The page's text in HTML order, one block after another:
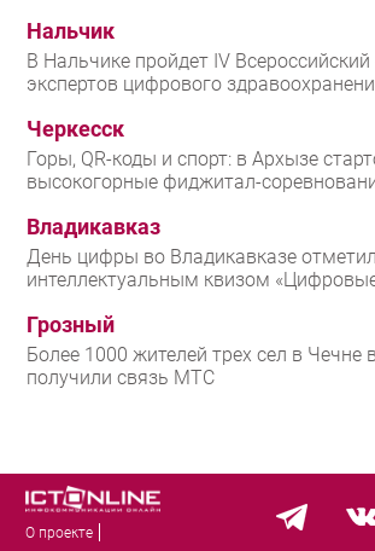
Нальчик
В Нальчике пройдет IV
экспертов цифрового
Черкесск
Горы, QR-коды и спорт: в Архызе
высокогорные фиджитал-
Владикавказ
День цифры во Владикавказе
интеллектуальным квизом
Грозный
Более 1000 жителей трех сел в Чечне
получили связь МТС
О проекте